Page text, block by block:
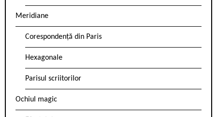
Meridiane
Corespondență din Paris
Hexagonale
Parisul scriitorilor
Ochiul magic